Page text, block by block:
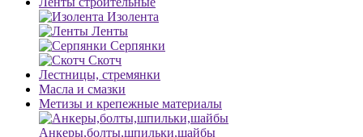
Изолента
Ленты
Серпянки
Скотч
Лестницы, стремянки
Масла и смазки
Метизы и крепежные материалы
Анкеры,болты,шпильки,шайбы